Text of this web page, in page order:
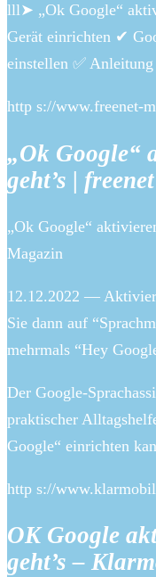
lll➤ „Ok Google“
Gerät einrichten ✔
einstellen ✅
http s://www.freenet-
„Ok Google“
geht’s |
„Ok Google“
Magazin
12.12.2022 —
Sie dann auf
mehrmals “Hey
Der Google-
praktischer
Google“ einrichten
http s://
OK Google
geht’s –